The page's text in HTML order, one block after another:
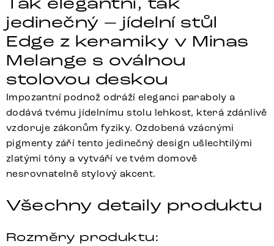
jedinečný – jídelní stůl
Edge z keramiky v Minas
Melange s oválnou
stolovou deskou
Impozantní podnož odráží eleganci paraboly a
dodává tvému jídelnímu stolu lehkost, která zdánlivě
vzdoruje zákonům fyziky. Ozdobená vzácnými
pigmenty září tento jedinečný design ušlechtilými
zlatými tóny a vytváří ve tvém domově
nesrovnatelně stylový akcent.
Všechny detaily produktu
Rozměry produktu: